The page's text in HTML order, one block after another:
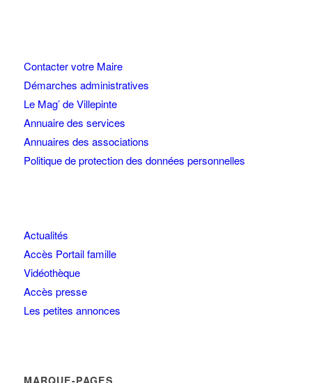
Contacter votre Maire
Démarches administratives
Le Mag’ de Villepinte
Annuaire des services
Annuaires des associations
Politique de protection des données personnelles
Actualités
Accès Portail famille
Vidéothèque
Accès presse
Les petites annonces